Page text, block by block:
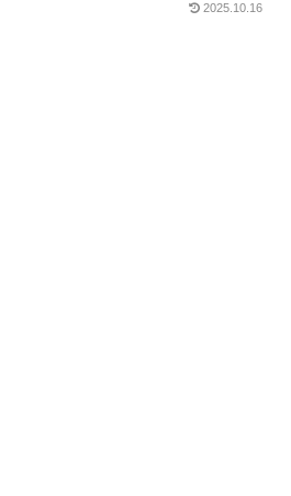
2025.10.16